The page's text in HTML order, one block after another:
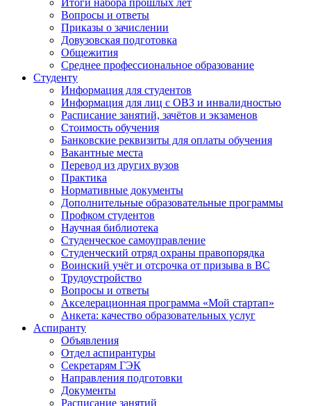
Итоги набора прошлых лет
Вопросы и ответы
Приказы о зачислении
Довузовская подготовка
Общежития
Среднее профессиональное образование
Студенту
Информация для студентов
Информация для лиц с ОВЗ и инвалидностью
Расписание занятий, зачётов и экзаменов
Стоимость обучения
Банковские реквизиты для оплаты обучения
Вакантные места
Перевод из других вузов
Практика
Нормативные документы
Дополнительные образовательные программы
Профком студентов
Научная библиотека
Студенческое самоуправление
Студенческий отряд охраны правопорядка
Воинский учёт и отсрочка от призыва в ВС
Трудоустройство
Вопросы и ответы
Акселерационная программа «Мой стартап»
Анкета: качество образовательных услуг
Аспиранту
Объявления
Отдел аспирантуры
Секретарям ГЭК
Направления подготовки
Документы
Расписание занятий